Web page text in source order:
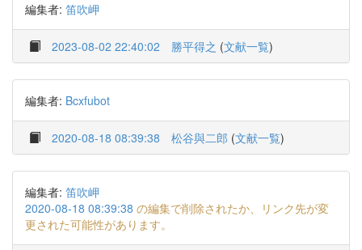
編集者: 笛吹岬
2023-08-02 22:40:02 勝平得之 (文献一覧)
編集者: Bcxfubot
2020-08-18 08:39:38 松谷與二郎 (文献一覧)
編集者: 笛吹岬
2020-08-18 08:39:38 の編集で削除されたか、リンク先が変
更された可能性があります。